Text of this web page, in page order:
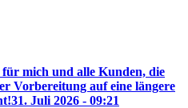
mich und alle Kunden, die
Vorbereitung auf eine längere
31. Juli 2026 - 09:21